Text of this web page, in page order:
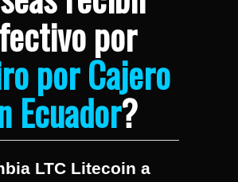
por
por Cajero
Ecuador?
LTC Litecoin a